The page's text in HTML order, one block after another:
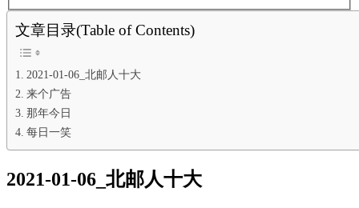
文章目录(Table of Contents)
2021-01-06_北邮人十大
来个广告
那年今日
每日一笑
2021-01-06_北邮人十大